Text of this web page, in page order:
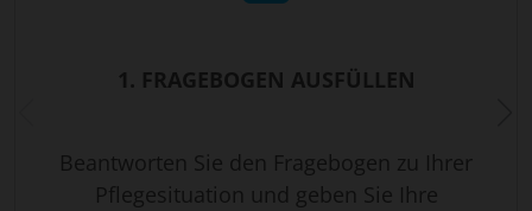
1. FRAGEBOGEN AUSFÜLLEN
Beantworten Sie den Fragebogen zu Ihrer
Pflegesituation und geben Sie Ihre